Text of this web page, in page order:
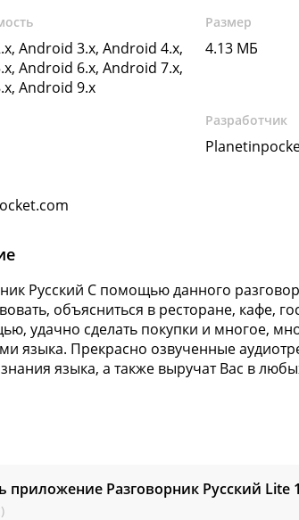
Android 3.x, Android 4.x,
Android 6.x, Android 7.x,
Android 9.x
Размер
4.13 МБ
Разработчик
Русский С помощью данного
объясниться в ресторане, кафе,
удачно сделать покупки и многое,
языка. Прекрасно озвученные
языка, а также выручат Вас в
приложение Разговорник Русский Lite